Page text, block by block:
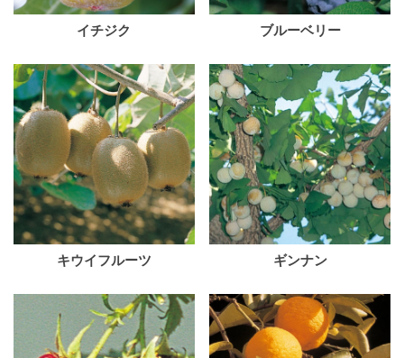
イチジク ブルーベリー
キウイフルーツ ギンナン